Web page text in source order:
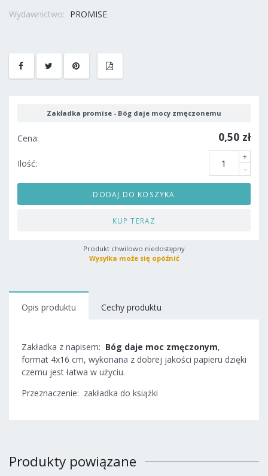
Wydawnictwo: PROMISE
Zakładka promise - Bóg daje mocy zmęczonemu
Cena: 0,50 zł
Ilość:
+
-
DODAJ DO KOSZYKA
KUP TERAZ
Produkt chwilowo niedostępny
Wysyłka może się opóźnić
Opis produktu Cechy produktu
Zakładka z napisem: Bóg daje moc zmęczonym,
format 4x16 cm, wykonana z dobrej jakości papieru dzięki
czemu jest łatwa w użyciu.
Przeznaczenie: zakładka do książki
Produkty powiązane